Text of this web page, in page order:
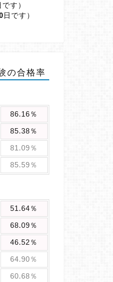
です）
日です）
の合格率
86.16％
85.38％
81.09％
85.59％
51.64％
68.09％
46.52％
64.90％
60.68％